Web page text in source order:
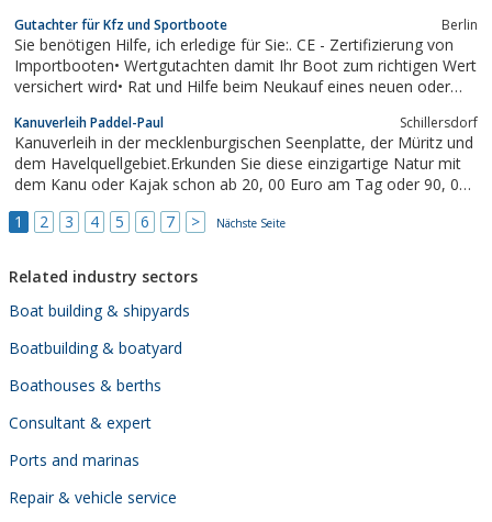
Gutachter für Kfz und Sportboote Berlin
Sie benötigen Hilfe, ich erledige für Sie:. CE - Zertifizierung von
Importbooten• Wertgutachten damit Ihr Boot zum richtigen Wert
versichert wird• Rat und Hilfe beim Neukauf eines neuen oder
Bootes• Kontrolle ob Ihre Aufträge richtig ausgeführt wurden...
Kanuverleih Paddel-Paul Schillersdorf
Kanuverleih in der mecklenburgischen Seenplatte, der Müritz und
dem Havelquellgebiet.Erkunden Sie diese einzigartige Natur mit
dem Kanu oder Kajak schon ab 20, 00 Euro am Tag oder 90, 00
Euch.Ferienwohnung, Bootsverleih und Angeltouren. Weitere
1 2 3 4 5 6 7 > Nächste Seite
Related industry sectors
Boat building & shipyards
Boatbuilding & boatyard
Boathouses & berths
Consultant & expert
Ports and marinas
Repair & vehicle service